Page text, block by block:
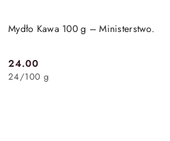
Mydło Kawa 100 g – Ministerstwo.
Cena:
24.00
24/100 g